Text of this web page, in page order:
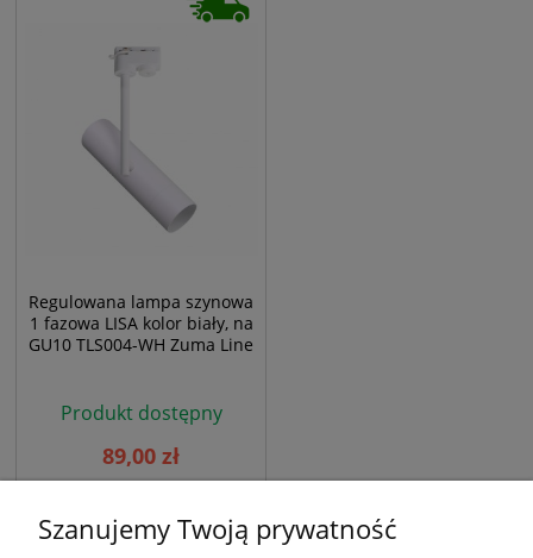
Regulowana lampa szynowa
1 fazowa LISA kolor biały, na
GU10 TLS004-WH Zuma Line
Produkt dostępny
89,00 zł
Szanujemy Twoją prywatność